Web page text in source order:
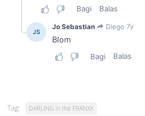
Tag: DARLING in the FRANXX